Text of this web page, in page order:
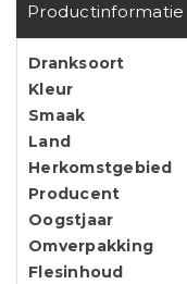
Productinformatie
Dranksoort
Kleur
Smaak
Land
Herkomstgebied
Producent
Oogstjaar
Omverpakking
Flesinhoud